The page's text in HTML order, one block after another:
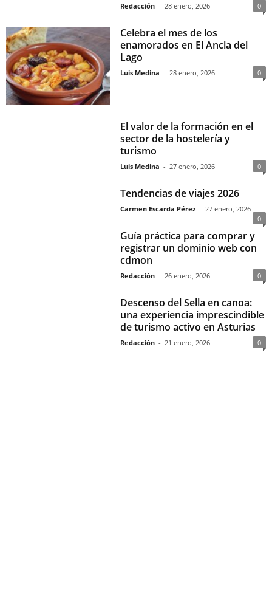
Redacción - 28 enero, 2026 0
Celebra el mes de los
enamorados en El Ancla del
Lago
Luis Medina - 28 enero, 2026 0
El valor de la formación en el
sector de la hostelería y
turismo
Luis Medina - 27 enero, 2026 0
Tendencias de viajes 2026
Carmen Escarda Pérez - 27 enero, 2026
0
Guía práctica para comprar y
registrar un dominio web con
cdmon
Redacción - 26 enero, 2026 0
Descenso del Sella en canoa:
una experiencia imprescindible
de turismo activo en Asturias
Redacción - 21 enero, 2026 0